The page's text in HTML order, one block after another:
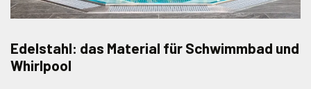
Edelstahl: das Material für Schwimmbad und
Whirlpool